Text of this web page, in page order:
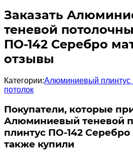
Заказать
теневой
ПО-142 Серебро
отзывы
Категории:Алюминиевый плинтус
потолок
Покупатели, которые
Алюминиевый теневой
плинтус ПО-142 Серебро
также купили